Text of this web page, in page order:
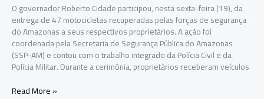
O governador Roberto Cidade participou, nesta sexta-feira (19), da
entrega de 47 motocicletas recuperadas pelas forças de segurança
do Amazonas a seus respectivos proprietários. A ação foi
coordenada pela Secretaria de Segurança Pública do Amazonas
(SSP-AM) e contou com o trabalho integrado da Polícia Civil e da
Polícia Militar. Durante a cerimônia, proprietários receberam veículos
Roberto
Read More »